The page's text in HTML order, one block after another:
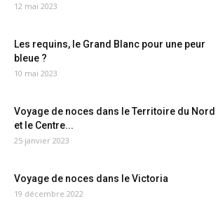
12 mai 2023
Les requins, le Grand Blanc pour une peur
bleue ?
10 mai 2023
Voyage de noces dans le Territoire du Nord
et le Centre...
25 janvier 2023
Voyage de noces dans le Victoria
19 décembre 2022